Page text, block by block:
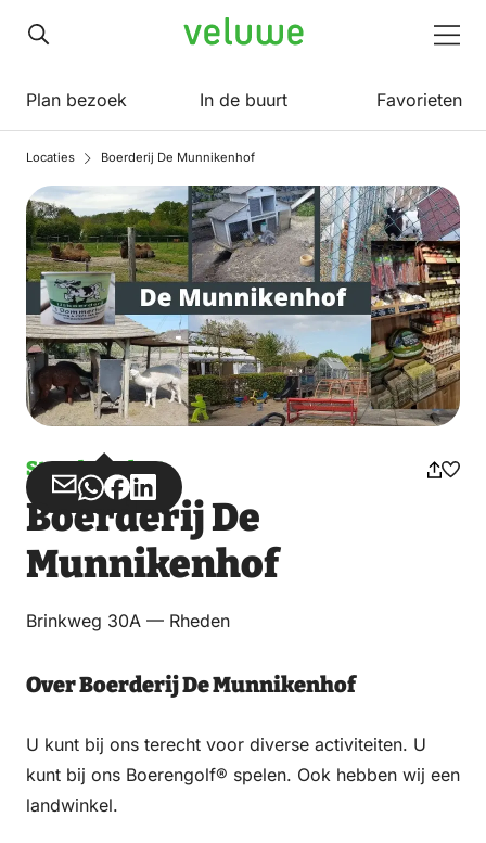
Veluwe
Plan bezoek In de buurt Favorieten
Locaties Boerderij De Munnikenhof
Streekproduct
Deel
via
Email
Deel
via
WhatsApp
Deel
op
Facebook
Deel
op
LinkedIn
Boerderij De
Munnikenhof
Brinkweg 30A — Rheden
Over Boerderij De Munnikenhof
U kunt bij ons terecht voor diverse activiteiten. U
kunt bij ons Boerengolf® spelen. Ook hebben wij een
landwinkel.